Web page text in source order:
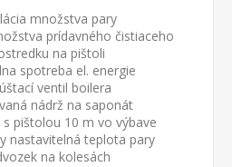
množstva pary
prídavného čistiaceho
na pištoli
spotreba el. energie
ventil boilera
nádrž na saponát
s pištolou 10 m vo výbave
nastavitelná teplota pary
na kolesách